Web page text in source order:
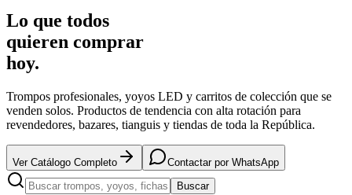
Lo que todos
quieren comprar
hoy.
Trompos profesionales, yoyos LED y carritos de colección que se
venden solos. Productos de tendencia con alta rotación para
revendedores, bazares, tianguis y tiendas de toda la República.
Ver Catálogo Completo
Contactar por WhatsApp
Buscar